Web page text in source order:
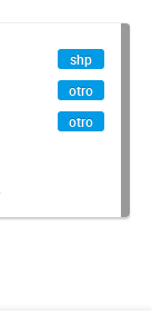
shp
otro
otro